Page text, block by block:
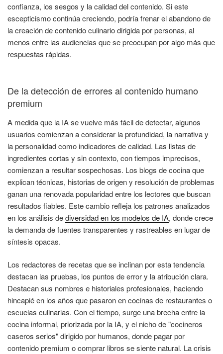
confianza, los sesgos y la calidad del contenido. Si este
escepticismo continúa creciendo, podría frenar el abandono de
la creación de contenido culinario dirigida por personas, al
menos entre las audiencias que se preocupan por algo más que
respuestas rápidas.
De la detección de errores al contenido humano
premium
A medida que la IA se vuelve más fácil de detectar, algunos
usuarios comienzan a considerar la profundidad, la narrativa y
la personalidad como indicadores de calidad. Las listas de
ingredientes cortas y sin contexto, con tiempos imprecisos,
comienzan a resultar sospechosas. Los blogs de cocina que
explican técnicas, historias de origen y resolución de problemas
ganan una renovada popularidad entre los lectores que buscan
resultados fiables. Este cambio refleja los patrones analizados
en los análisis dediversidad en los modelos de IA, donde crece
la demanda de fuentes transparentes y rastreables en lugar de
síntesis opacas.
Los redactores de recetas que se inclinan por esta tendencia
destacan las pruebas, los puntos de error y la atribución clara.
Destacan sus nombres e historiales profesionales, haciendo
hincapié en los años que pasaron en cocinas de restaurantes o
escuelas culinarias. Con el tiempo, surge una brecha entre la
cocina informal, priorizada por la IA, y el nicho de "cocineros
caseros serios" dirigido por humanos, donde pagar por
contenido premium o comprar libros se siente natural. La crisis